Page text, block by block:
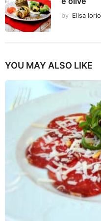
by Elisa Iorio
YOU MAY ALSO LIKE